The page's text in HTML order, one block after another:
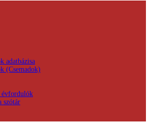
adatbázisa
(Csemadok)
szótár